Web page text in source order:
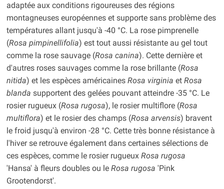
adaptée aux conditions rigoureuses des régions
montagneuses européennes et supporte sans problème des
températures allant jusqu'à -40 °C. La rose pimprenelle
(Rosa pimpinellifolia) est tout aussi résistante au gel tout
comme la rose sauvage (Rosa canina). Cette dernière et
d'autres roses sauvages comme la rose brillante (Rosa
nitida) et les espèces américaines Rosa virginia et Rosa
blanda supportent des gelées pouvant atteindre -35 °C. Le
rosier rugueux (Rosa rugosa), le rosier multiflore (Rosa
multiflora) et le rosier des champs (Rosa arvensis) bravent
le froid jusqu'à environ -28 °C. Cette très bonne résistance à
l'hiver se retrouve également dans certaines sélections de
ces espèces, comme le rosier rugueux Rosa rugosa
'Hansa' à fleurs doubles ou le Rosa rugosa 'Pink
Grootendorst'.